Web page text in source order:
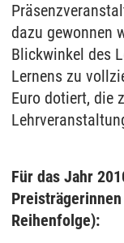
dazu gewonnen
Blickwinkel des
Lernens zu
Euro dotiert, die
Für das Jahr
Reihenfolge):